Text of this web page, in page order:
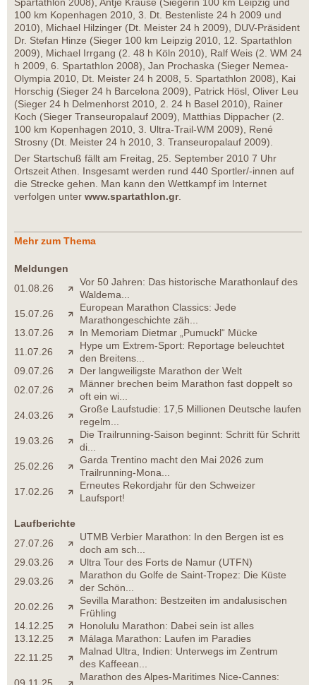
Spartathlon 2008), Antje Krause (Siegerin 100 km Leipzig und
100 km Kopenhagen 2010, 3. Dt. Bestenliste 24 h 2009 und
2010), Michael Hilzinger (Dt. Meister 24 h 2009), DUV-Präsident
Dr. Stefan Hinze (Sieger 100 km Leipzig 2010, 12. Spartathlon
2009), Michael Irrgang (2. 48 h Köln 2010), Ralf Weis (2. WM 24
h 2009, 6. Spartathlon 2008), Jan Prochaska (Sieger Nemea-
Olympia 2010, Dt. Meister 24 h 2008, 5. Spartathlon 2008), Kai
Horschig (Sieger 24 h Barcelona 2009), Patrick Hösl, Oliver Leu
(Sieger 24 h Delmenhorst 2010, 2. 24 h Basel 2010), Rainer
Koch (Sieger Transeuropalauf 2009), Matthias Dippacher (2.
100 km Kopenhagen 2010, 3. Ultra-Trail-WM 2009), René
Strosny (Dt. Meister 24 h 2010, 3. Transeuropalauf 2009).
Der Startschuß fällt am Freitag, 25. September 2010 7 Uhr
Ortszeit Athen. Insgesamt werden rund 440 Sportler/-innen auf
die Strecke gehen. Man kann den Wettkampf im Internet
verfolgen unter www.spartathlon.gr.
Mehr zum Thema
Meldungen
01.08.26
Vor 50 Jahren: Das historische Marathonlauf des
Waldema...
15.07.26
European Marathon Classics: Jede
Marathongeschichte zäh...
13.07.26
In Memoriam Dietmar „Pumuckl“ Mücke
11.07.26
Hype um Extrem-Sport: Reportage beleuchtet
den Breitens...
09.07.26
Der langweiligste Marathon der Welt
02.07.26
Männer brechen beim Marathon fast doppelt so
oft ein wi...
24.03.26
Große Laufstudie: 17,5 Millionen Deutsche laufen
regelm...
19.03.26
Die Trailrunning-Saison beginnt: Schritt für Schritt
di...
25.02.26
Garda Trentino macht den Mai 2026 zum
Trailrunning-Mona...
17.02.26
Erneutes Rekordjahr für den Schweizer
Laufsport!
Laufberichte
27.07.26
UTMB Verbier Marathon: In den Bergen ist es
doch am sch...
29.03.26
Ultra Tour des Forts de Namur (UTFN)
29.03.26
Marathon du Golfe de Saint-Tropez: Die Küste
der Schön...
20.02.26
Sevilla Marathon: Bestzeiten im andalusischen
Frühling
14.12.25
Honolulu Marathon: Dabei sein ist alles
13.12.25
Málaga Marathon: Laufen im Paradies
22.11.25
Malnad Ultra, Indien: Unterwegs im Zentrum
des Kaffeean...
Marathon des Alpes-Maritimes Nice-Cannes: